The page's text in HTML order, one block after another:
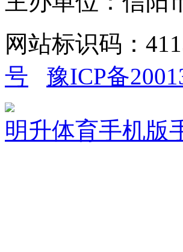
网站标识码：
号
豫ICP备
明升体育手机版